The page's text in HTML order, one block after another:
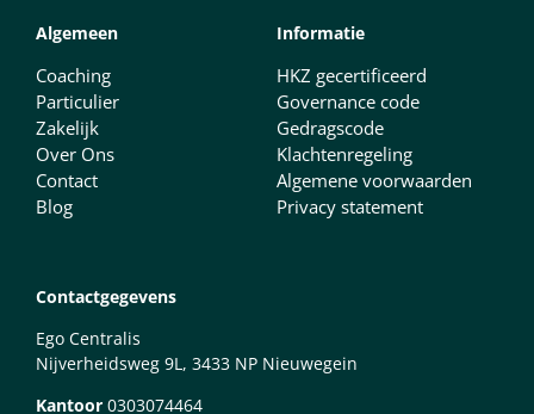
Algemeen
Coaching
Particulier
Zakelijk
Over Ons
Contact
Blog
Informatie
HKZ gecertificeerd
Governance code
Gedragscode
Klachtenregeling
Algemene voorwaarden
Privacy statement
Contactgegevens
Ego Centralis
Nijverheidsweg 9L, 3433 NP Nieuwegein
Kantoor 0303074464